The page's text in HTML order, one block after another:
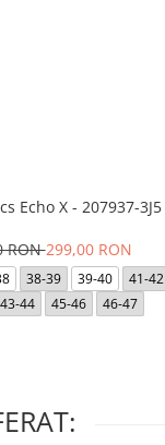
Echo X - 207937-3J5
RON299,00 RON
38-39 39-40
41-42
43-44 45-46 46-47